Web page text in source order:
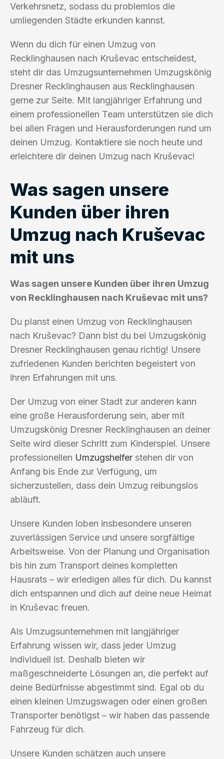
Verkehrsnetz, sodass du problemlos die
umliegenden Städte erkunden kannst.
Wenn du dich für einen Umzug von
Recklinghausen nach Kruševac entscheidest,
steht dir das Umzugsunternehmen Umzugskönig
Dresner Recklinghausen aus Recklinghausen
gerne zur Seite. Mit langjähriger Erfahrung und
einem professionellen Team unterstützen sie dich
bei allen Fragen und Herausforderungen rund um
deinen Umzug. Kontaktiere sie noch heute und
erleichtere dir deinen Umzug nach Kruševac!
Was sagen unsere
Kunden über ihren
Umzug nach Kruševac
mit uns
Was sagen unsere Kunden über ihren Umzug
von Recklinghausen nach Kruševac mit uns?
Du planst einen Umzug von Recklinghausen
nach Kruševac? Dann bist du bei Umzugskönig
Dresner Recklinghausen genau richtig! Unsere
zufriedenen Kunden berichten begeistert von
ihren Erfahrungen mit uns.
Der Umzug von einer Stadt zur anderen kann
eine große Herausforderung sein, aber mit
Umzugskönig Dresner Recklinghausen an deiner
Seite wird dieser Schritt zum Kinderspiel. Unsere
professionellen Umzugshelfer stehen dir von
Anfang bis Ende zur Verfügung, um
sicherzustellen, dass dein Umzug reibungslos
abläuft.
Unsere Kunden loben insbesondere unseren
zuverlässigen Service und unsere sorgfältige
Arbeitsweise. Von der Planung und Organisation
bis hin zum Transport deines kompletten
Hausrats – wir erledigen alles für dich. Du kannst
dich entspannen und dich auf deine neue Heimat
in Kruševac freuen.
Als Umzugsunternehmen mit langjähriger
Erfahrung wissen wir, dass jeder Umzug
individuell ist. Deshalb bieten wir
maßgeschneiderte Lösungen an, die perfekt auf
deine Bedürfnisse abgestimmt sind. Egal ob du
einen kleinen Umzugswagen oder einen großen
Transporter benötigst – wir haben das passende
Fahrzeug für dich.
Unsere Kunden schätzen auch unsere